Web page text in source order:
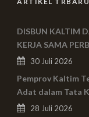
DISBUN KALTIM
KERJA SAMA
30 Juli 2026
Pemprov Kaltim
Adat dalam Tata
28 Juli 2026